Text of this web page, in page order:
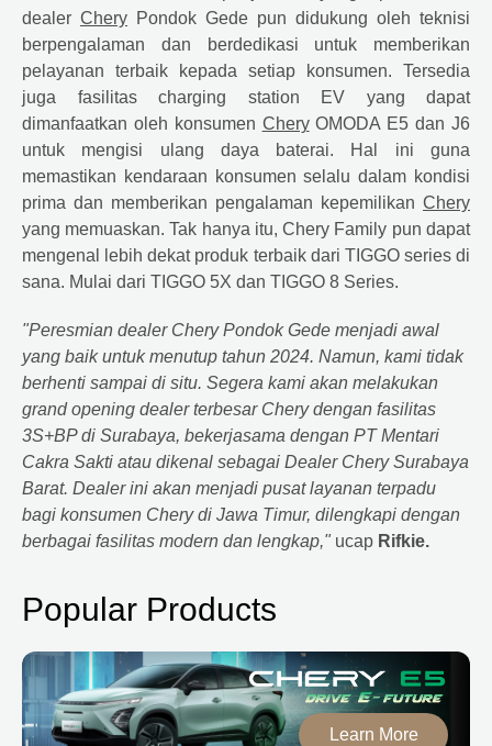
dealer Chery Pondok Gede pun didukung oleh teknisi
berpengalaman dan berdedikasi untuk memberikan
pelayanan terbaik kepada setiap konsumen. Tersedia
juga fasilitas charging station EV yang dapat
dimanfaatkan oleh konsumen CheryOMODA E5 dan J6
untuk mengisi ulang daya baterai. Hal ini guna
memastikan kendaraan konsumen selalu dalam kondisi
prima dan memberikan pengalaman kepemilikan Chery
yang memuaskan. Tak hanya itu, Chery Family pun dapat
mengenal lebih dekat produk terbaik dari TIGGO series di
sana. Mulai dari TIGGO 5X dan TIGGO 8 Series.
"Peresmian dealer Chery Pondok Gede menjadi awal
yang baik untuk menutup tahun 2024. Namun, kami tidak
berhenti sampai di situ. Segera kami akan melakukan
grand opening dealer terbesar Chery dengan fasilitas
3S+BP di Surabaya, bekerjasama dengan PT Mentari
Cakra Sakti atau dikenal sebagai Dealer Chery Surabaya
Barat. Dealer ini akan menjadi pusat layanan terpadu
bagi konsumen Chery di Jawa Timur, dilengkapi dengan
berbagai fasilitas modern dan lengkap," ucap Rifkie.
Popular Products
Learn More